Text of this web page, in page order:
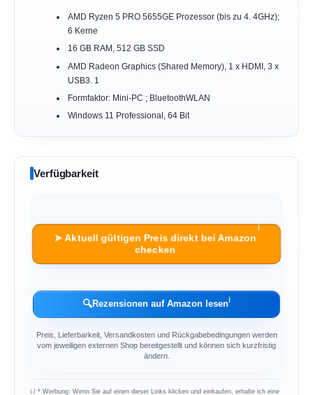
AMD Ryzen 5 PRO 5655GE Prozessor (bis zu 4. 4GHz);
6 Kerne
16 GB RAM, 512 GB SSD
AMD Radeon Graphics (Shared Memory), 1 x HDMI, 3 x
USB3. 1
Formfaktor: Mini-PC ; BluetoothWLAN
Windows 11 Professional, 64 Bit
Verfügbarkeit
➤ Aktuell gültigen Preis direkt bei Amazon
checken
ℹ︎
🔍Rezensionen auf Amazon lesenℹ︎
Preis, Lieferbarkeit, Versandkosten und Rückgabebedingungen werden
vom jeweiligen externen Shop bereitgestellt und können sich kurzfristig
ändern.
ℹ︎ / * Werbung: Wenn Sie auf einen dieser Links klicken und einkaufen, erhalte ich eine